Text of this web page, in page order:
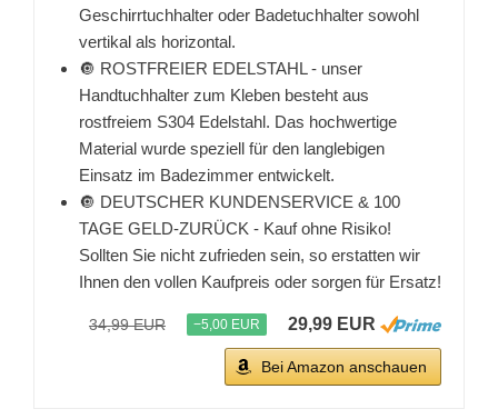
Geschirrtuchhalter oder Badetuchhalter sowohl
vertikal als horizontal.
🔘 ROSTFREIER EDELSTAHL - unser
Handtuchhalter zum Kleben besteht aus
rostfreiem S304 Edelstahl. Das hochwertige
Material wurde speziell für den langlebigen
Einsatz im Badezimmer entwickelt.
🔘 DEUTSCHER KUNDENSERVICE & 100
TAGE GELD-ZURÜCK - Kauf ohne Risiko!
Sollten Sie nicht zufrieden sein, so erstatten wir
Ihnen den vollen Kaufpreis oder sorgen für Ersatz!
34,99 EUR −5,00 EUR 29,99 EUR
Bei Amazon anschauen